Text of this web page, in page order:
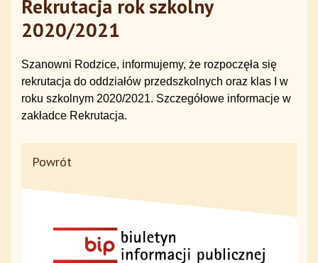
Rekrutacja rok szkolny
2020/2021
Szanowni Rodzice, informujemy, że rozpoczęła się
rekrutacja do oddziałów przedszkolnych oraz klas I w
roku szkolnym 2020/2021. Szczegółowe informacje w
zakładce Rekrutacja.
Powrót